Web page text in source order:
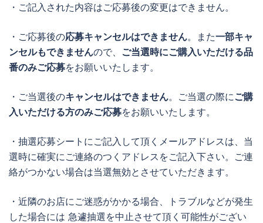
・ご記入された内容はご応募後の変更はできません。
・ご応募後の応募キャンセルはできません。また一部キャ
ンセルもできませんので、 ご当選時にご購入いただける品
番のみご応募をお願いいたします。
・ご当選後のキャンセルはできません。ご当選の際に ご購
入いただける方のみご応募をお願いいたします。
・抽選応募シートにご記入して頂くメールアドレスは、当
選時に確実にご連絡のつくアドレスをご記入下さい。ご連
絡がつかない場合は当選無効とさせていただきます。
・近隣のお店にご迷惑がかかる場合、トラブルなどが発生
した場合には 急遽抽選を中止させて頂く可能性がござい